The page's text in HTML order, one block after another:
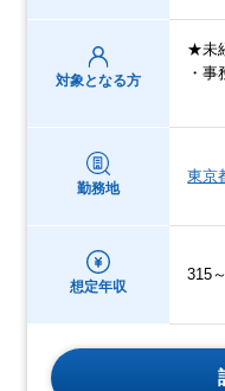
対象となる方
★未
・
勤務地
東京
想定年収
315